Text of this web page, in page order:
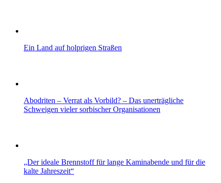
Ein Land auf holprigen Straßen
Abodriten – Verrat als Vorbild? – Das unerträgliche
Schweigen vieler sorbischer Organisationen
„Der ideale Brennstoff für lange Kaminabende und für die
kalte Jahreszeit“